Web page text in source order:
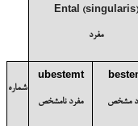
Ental (singularis)
مفرد
شماره
ubestemt
مفرد نامشخص مشخص